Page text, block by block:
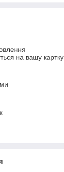
на вашу картку